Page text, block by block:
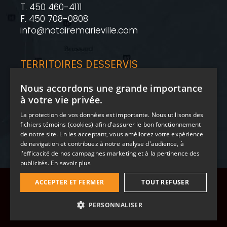
T. 450 460-4111
F. 450 708-0808
info@notairemarieville.com
TERRITOIRES DESSERVIS
Marieville • Richelieu • Chambly
Rive-Sud de Montréal
HEURES D’OUVERTURE
Lundi au vendredi 9 h à 17 h
Copyright © 2026 Me. Guillaume Ste-Marie - Tous droits
réservés - Propulsé par Graphical |
Politique de confidentialité|Conditions d’utilisations
Nous accordons une grande importance
à votre vie privée.
La protection de vos données est importante. Nous utilisons des
fichiers témoins (cookies) afin d'assurer le bon fonctionnement
de notre site. En les acceptant, vous améliorez votre expérience
de navigation et contribuez à notre analyse d'audience, à
l'efficacité de nos campagnes marketing et à la pertinence des
publicités. En savoir plus
ACCEPTER ET FERMER TOUT REFUSER
PERSONNALISER